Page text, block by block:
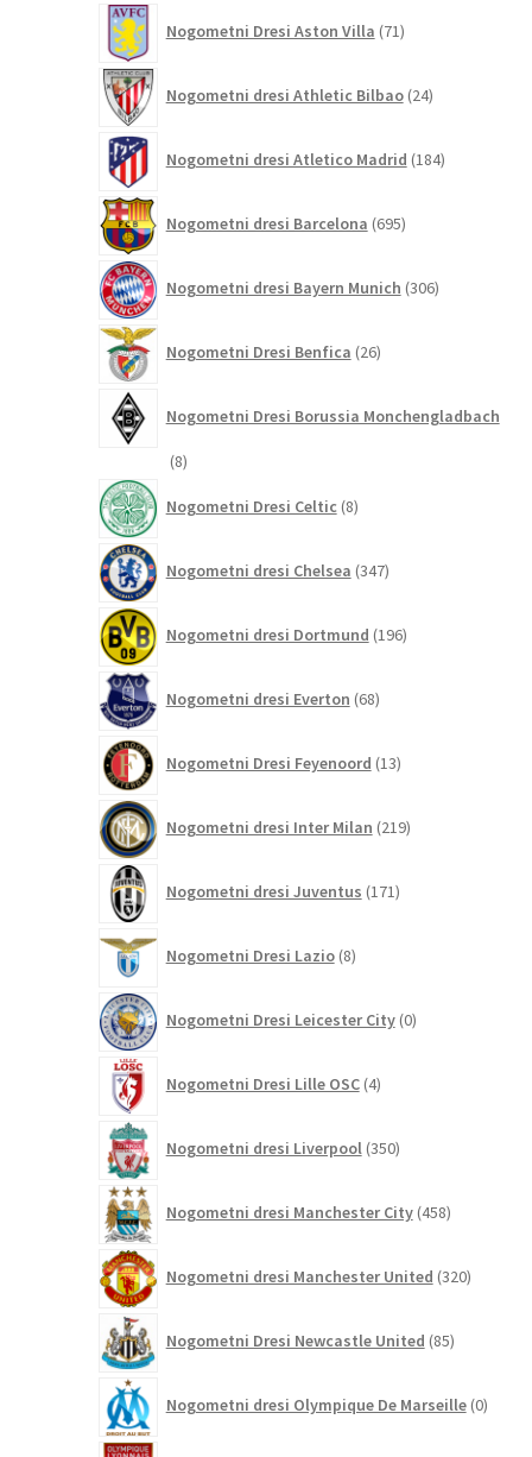
Nogometni Dresi Aston Villa 71izdelkov
Nogometni dresi Athletic Bilbao 24izdelkov
Nogometni dresi Atletico Madrid 184izdelkov
Nogometni dresi Barcelona 695izdelkov
Nogometni dresi Bayern Munich 306izdelkov
Nogometni Dresi Benfica 26izdelkov
Nogometni Dresi Borussia Monchengladbach
88
Nogometni Dresi Celtic 8izdelkov
Nogometni dresi Chelsea 347izdelkov
Nogometni dresi Dortmund 196izdelkov
Nogometni dresi Everton 68izdelkov
Nogometni Dresi Feyenoord 13izdelkov
Nogometni dresi Inter Milan 219izdelkov
Nogometni dresi Juventus 171izdelkov
Nogometni Dresi Lazio 8izdelkov
Nogometni Dresi Leicester City 0izdelkov
Nogometni Dresi Lille OSC 4izdelki
Nogometni dresi Liverpool 350izdelkov
Nogometni dresi Manchester City 458izdelkov
Nogometni dresi Manchester United 320izdelkov
Nogometni Dresi Newcastle United 85izdelkov
Nogometni dresi Olympique De Marseille 0